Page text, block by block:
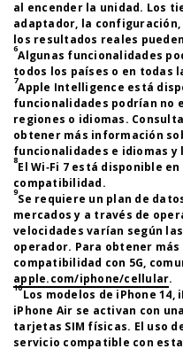
al encender la unidad. Los
adaptador, la
los resultados reales
6Algunas funcionalidades
todos los países o en todas
7Apple Intelligence está
funcionalidades podrían no
regiones o idiomas. Consulta
obtener más información
funcionalidades e idiomas
8El Wi‑Fi 7 está disponible
compatibilidad.
9Se requiere un plan de
mercados y a través de
velocidades varían según
operador. Para obtener
compatibilidad con 5G,
apple.com/iphone/cellular.
10Los modelos de iPhone 14,
iPhone Air se activan con
tarjetas SIM físicas. El uso
servicio compatible con